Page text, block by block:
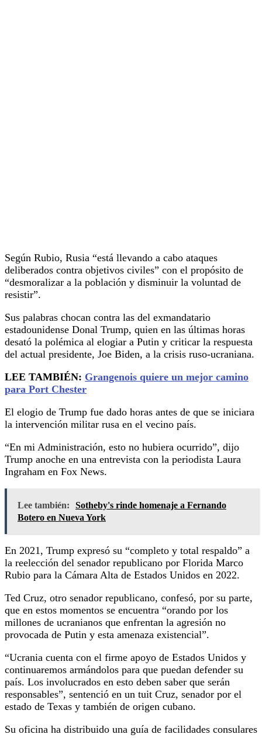
Según Rubio, Rusia “está llevando a cabo ataques
deliberados contra objetivos civiles” con el propósito de
“desmoralizar a la población y disminuir la voluntad de
resistir”.
Sus palabras chocan contra las del exmandatario
estadounidense Donal Trump, quien en las últimas horas
desató la polémica al elogiar a Putin y criticar la respuesta
del actual presidente, Joe Biden, a la crisis ruso-ucraniana.
LEE TAMBIÉN: Grangenois quiere un mejor camino
para Port Chester
El elogio de Trump fue dado horas antes de que se iniciara
la intervención militar rusa en el vecino país.
“En mi Administración, esto no hubiera ocurrido”, dijo
Trump anoche en una entrevista con la periodista Laura
Ingraham en Fox News.
Lee también:
Sotheby's rinde homenaje a Fernando
Botero en Nueva York
En 2021, Trump expresó su “completo y total respaldo” a
la reelección del senador republicano por Florida Marco
Rubio para la Cámara Alta de Estados Unidos en 2022.
Ted Cruz, otro senador republicano, confesó, por su parte,
que en estos momentos se encuentra “orando por los
millones de ucranianos que enfrentan la agresión no
provocada de Putin y esta amenaza existencial”.
“Ucrania cuenta con el firme apoyo de Estados Unidos y
continuaremos armándolos para que puedan defender su
país. Los involucrados en esto deben saber que serán
responsables”, sentenció en un tuit Cruz, senador por el
estado de Texas y también de origen cubano.
Su oficina ha distribuido una guía de facilidades consulares